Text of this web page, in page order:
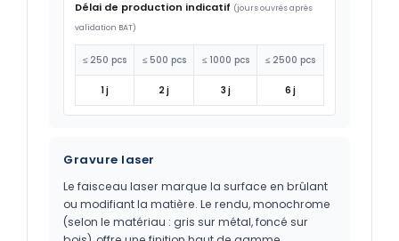
Délai de production indicatif (jours ouvrés après
validation BAT)
≤ 250 pcs ≤ 500 pcs ≤ 1000 pcs ≤ 2500 pcs
1 j 2 j 3 j 6 j
Gravure laser
Le faisceau laser marque la surface en brûlant
ou modifiant la matière. Le rendu, monochrome
(selon le matériau : gris sur métal, foncé sur